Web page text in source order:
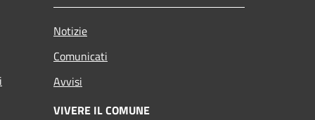
Notizie
Comunicati
Avvisi
VIVERE IL COMUNE